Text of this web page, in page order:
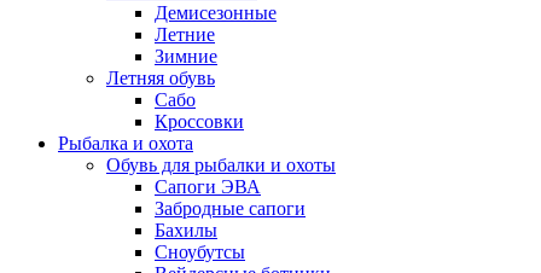
Демисезонные
Летние
Зимние
Летняя обувь
Сабо
Кроссовки
Рыбалка и охота
Обувь для рыбалки и охоты
Сапоги ЭВА
Забродные сапоги
Бахилы
Сноубутсы